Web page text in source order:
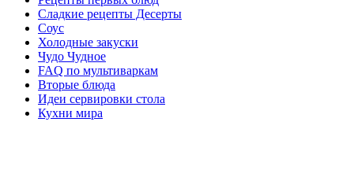
Сладкие рецепты Десерты
Соус
Холодные закуски
Чудо Чудное
FAQ по мультиваркам
Вторые блюда
Идеи сервировки стола
Кухни мира